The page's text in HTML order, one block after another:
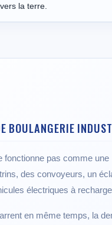
la terre.
BOULANGERIE
fonctionne pas comme
des convoyeurs, un
électriques à
en même temps, la